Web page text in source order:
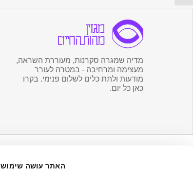
האתר עושה שימוש
מדיה שמגרה סקרנות, מעוררת השראה,
מעצימה ומרחיבה - במטרה לעורר
מודעות ולתת כלים לשלום פנימי. בקרו
כאן כל יום.